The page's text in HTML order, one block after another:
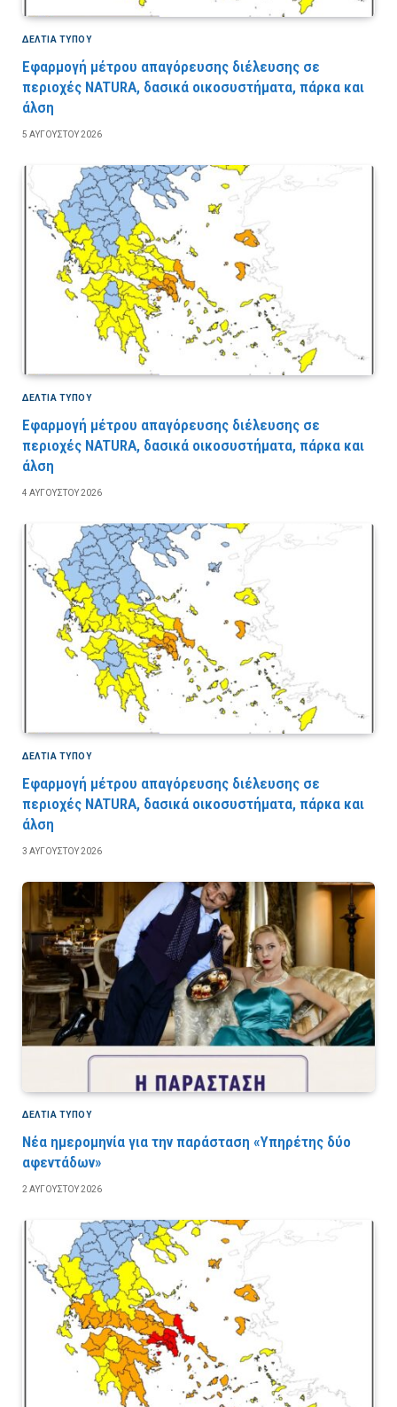
ΔΕΛΤΙΑ ΤΥΠΟΥ
Εφαρμογή μέτρου απαγόρευσης διέλευσης σε
περιοχές NATURA, δασικά οικοσυστήματα, πάρκα και
άλση
5 ΑΥΓΟΎΣΤΟΥ 2026
ΔΕΛΤΙΑ ΤΥΠΟΥ
Εφαρμογή μέτρου απαγόρευσης διέλευσης σε
περιοχές NATURA, δασικά οικοσυστήματα, πάρκα και
άλση
4 ΑΥΓΟΎΣΤΟΥ 2026
ΔΕΛΤΙΑ ΤΥΠΟΥ
Εφαρμογή μέτρου απαγόρευσης διέλευσης σε
περιοχές NATURA, δασικά οικοσυστήματα, πάρκα και
άλση
3 ΑΥΓΟΎΣΤΟΥ 2026
ΔΕΛΤΙΑ ΤΥΠΟΥ
Νέα ημερομηνία για την παράσταση «Υπηρέτης δύο
αφεντάδων»
2 ΑΥΓΟΎΣΤΟΥ 2026